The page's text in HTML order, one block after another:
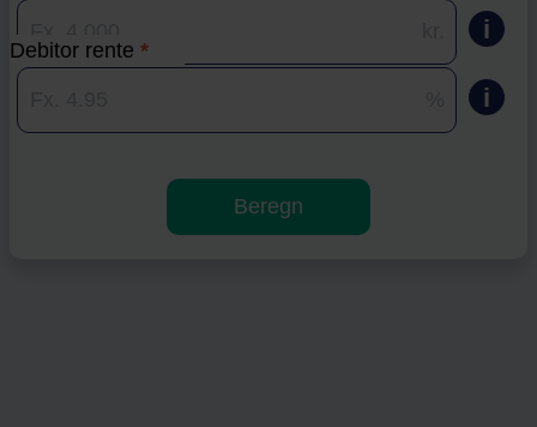
i
Debitor rente *
i
Beregn